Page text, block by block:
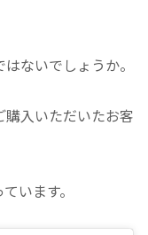
ないでしょうか。
購入いただいたお客
います。